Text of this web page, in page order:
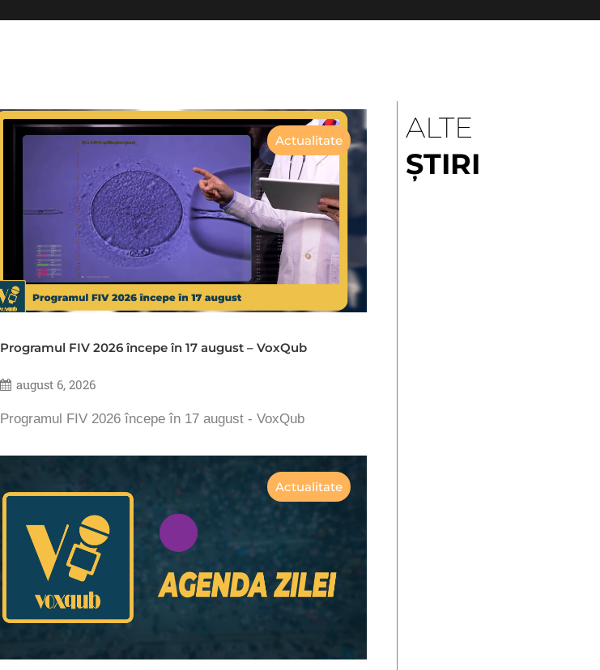
Actualitate
Programul FIV 2026 începe în 17 august – VoxQub
august 6, 2026
Programul FIV 2026 începe în 17 august - VoxQub
Actualitate
ALTE
ȘTIRI